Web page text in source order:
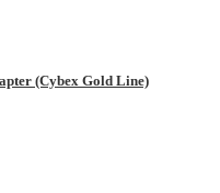
(Cybex Gold Line)